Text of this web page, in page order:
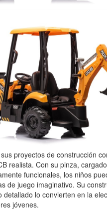
proyectos de construcción
realista. Con su pinza,
funcionales, los niños
de juego imaginativo. Su
detallado lo convierten en la
jóvenes.